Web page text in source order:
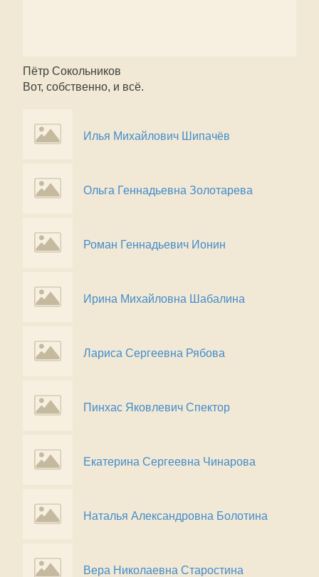
Пётр Сокольников
Вот, собственно, и всё.
Илья Михайлович Шипачёв
Ольга Геннадьевна Золотарева
Роман Геннадьевич Ионин
Ирина Михайловна Шабалина
Лариса Сергеевна Рябова
Пинхас Яковлевич Спектор
Екатерина Сергеевна Чинарова
Наталья Александровна Болотина
Вера Николаевна Старостина